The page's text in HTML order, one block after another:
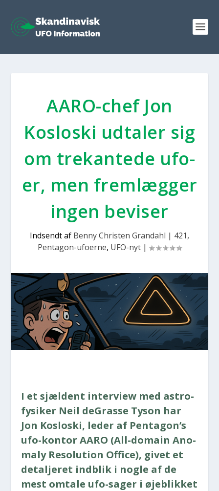
AARO-chef Jon
Koslo­ski udta­ler sig
om tre­kan­te­de ufo­
er, men frem­læg­ger
ingen bevi­ser
Indsendt af Benny Christen Grandahl | 421,
Pentagon-ufoerne, UFO-nyt |
I et sjæl­dent inter­view med astro­
fy­si­ker Neil deGras­se Tyson har
Jon Koslo­ski, leder af Pen­ta­gon’s
ufo-kon­tor AARO (All-domain Ano­
ma­ly Reso­lu­tion Offi­ce), givet et
detal­je­ret ind­blik i nog­le af de
mest omta­le ufo-sager i øje­blik­ket